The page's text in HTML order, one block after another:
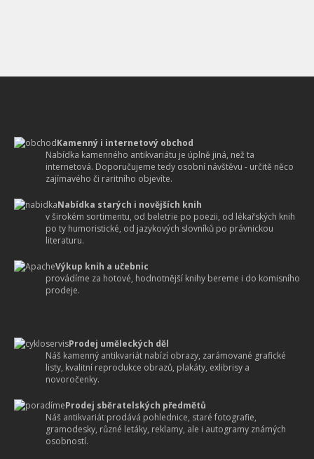
Kamenný i internetový obchod
Nabídka kamenného antikvariátu je úplně jiná, než ta
internetová. Doporučujeme tedy osobní návštěvu - určitě něco
zajímavého či raritního objevíte.
Nabídka starých i novějších knih
v širokém sortimentu, od beletrie po poezii, od lékařských knih
po ty humoristické, od jazykových slovníků po právnickou
literaturu.
Výkup knih a učebnic
provádíme za hotové, hodnotnější knihy bereme i do komisního
prodeje.
Prodej uměleckých děl
Náš kamenný antikvariát nabízí obrazy, zarámované grafické
listy, kvalitní reprodukce obrazů, plakáty, exlibrisy a
novoročenky.
Prodej sběratelských předmětů
Náš antikvariát prodává pohlednice, staré fotografie,
gramodesky, různé letáky, reklamy, ale i autogramy známých
osobností.